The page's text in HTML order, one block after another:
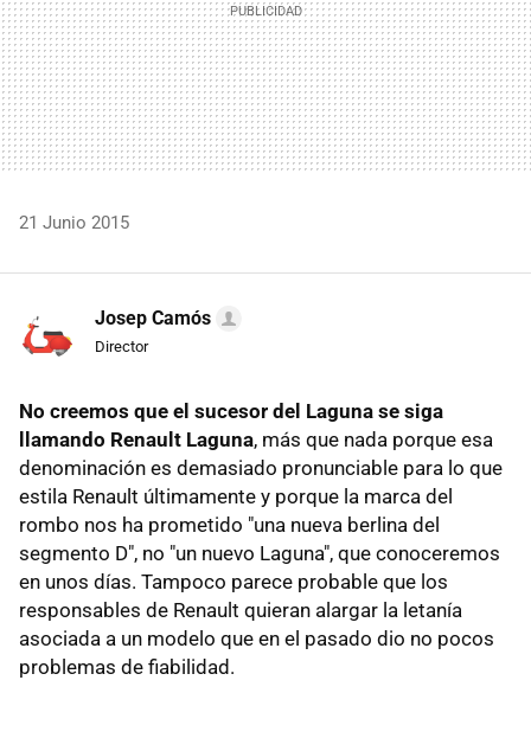
21 Junio 2015
Josep Camós
Director
No creemos que el sucesor del Laguna se siga
llamando Renault Laguna, más que nada porque esa
denominación es demasiado pronunciable para lo que
estila Renault últimamente y porque la marca del
rombo nos ha prometido "una nueva berlina del
segmento D", no "un nuevo Laguna", que conoceremos
en unos días. Tampoco parece probable que los
responsables de Renault quieran alargar la letanía
asociada a un modelo que en el pasado dio no pocos
problemas de fiabilidad.